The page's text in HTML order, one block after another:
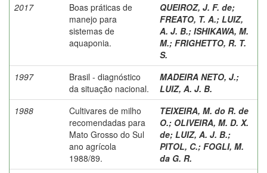
2017
Boas práticas de
manejo para
sistemas de
aquaponia.
QUEIROZ, J. F. de;
FREATO, T. A.; LUIZ,
A. J. B.; ISHIKAWA, M.
M.; FRIGHETTO, R. T.
S.
1997
Brasil - diagnóstico
da situação nacional.
MADEIRA NETO, J.;
LUIZ, A. J. B.
1988
Cultivares de milho
recomendadas para
Mato Grosso do Sul
ano agrícola
1988/89.
TEIXEIRA, M. do R. de
O.; OLIVEIRA, M. D. X.
de; LUIZ, A. J. B.;
PITOL, C.; FOGLI, M.
da G. R.